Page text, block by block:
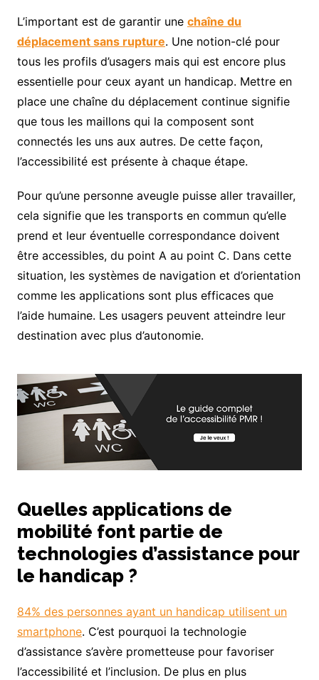
L’important est de garantir une chaîne du
déplacement sans rupture. Une notion-clé pour
tous les profils d’usagers mais qui est encore plus
essentielle pour ceux ayant un handicap. Mettre en
place une chaîne du déplacement continue signifie
que tous les maillons qui la composent sont
connectés les uns aux autres. De cette façon,
l’accessibilité est présente à chaque étape.
Pour qu’une personne aveugle puisse aller travailler,
cela signifie que les transports en commun qu’elle
prend et leur éventuelle correspondance doivent
être accessibles, du point A au point C. Dans cette
situation, les systèmes de navigation et d’orientation
comme les applications sont plus efficaces que
l’aide humaine. Les usagers peuvent atteindre leur
destination avec plus d’autonomie.
Quelles applications de
mobilité font partie de
technologies d’assistance pour
le handicap ?
84% des personnes ayant un handicap utilisent un
smartphone. C’est pourquoi la technologie
d’assistance s’avère prometteuse pour favoriser
l’accessibilité et l’inclusion. De plus en plus